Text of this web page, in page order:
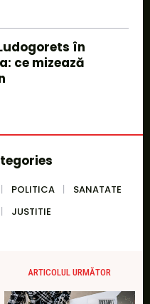
în
ce mizează
POLITICA
SANATATE
JUSTITIE
ARTICOLUL URMĂTOR